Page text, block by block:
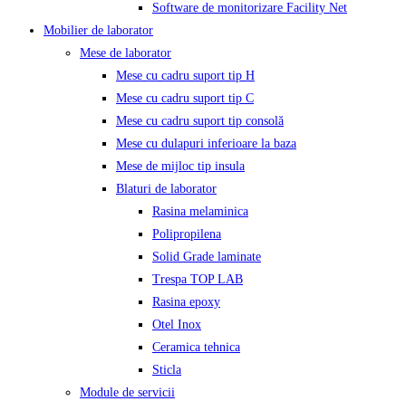
Software de monitorizare Facility Net
Mobilier de laborator
Mese de laborator
Mese cu cadru suport tip H
Mese cu cadru suport tip C
Mese cu cadru suport tip consolă
Mese cu dulapuri inferioare la baza
Mese de mijloc tip insula
Blaturi de laborator
Rasina melaminica
Polipropilena
Solid Grade laminate
Trespa TOP LAB
Rasina epoxy
Otel Inox
Ceramica tehnica
Sticla
Module de servicii